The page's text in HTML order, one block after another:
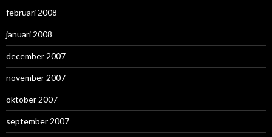
februari 2008
januari 2008
december 2007
november 2007
oktober 2007
september 2007